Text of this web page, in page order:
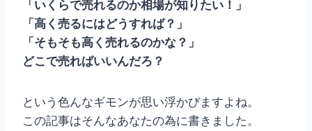
「いくらで売れるのか相場が知りたい！」
「高く売るにはどうすれば？」
「そもそも高く売れるのかな？」
どこで売ればいいんだろ？
という色んなギモンが思い浮かびますよね。
この記事はそんなあなたの為に書きました。